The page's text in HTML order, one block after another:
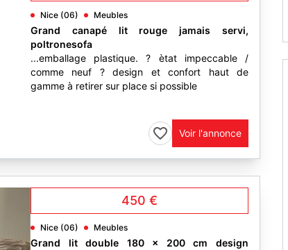
Nice (06) Meubles
Grand canapé lit rouge jamais servi,
poltronesofa
...emballage plastique. ? ètat impeccable /
comme neuf ? design et confort haut de
gamme à retirer sur place si possible
Voir l'annonce
450 €
Nice (06) Meubles
Grand lit double 180 x 200 cm design